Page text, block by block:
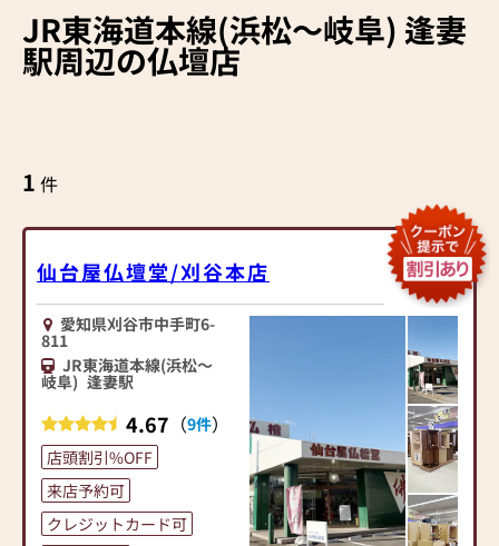
JR東海道本線(浜松～岐阜) 逢妻
駅周辺の仏壇店
1 件
仙台屋仏壇堂/刈谷本店
愛知県刈谷市中手町6-
811
JR東海道本線(浜松～
岐阜) 逢妻駅
4.67 （9件）
店頭割引%OFF
来店予約可
クレジットカード可